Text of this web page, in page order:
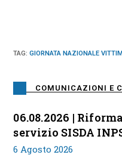
TAG:GIORNATA NAZIONALE
COMUNICAZIONI E
06.08.2026 |
servizio SISDA
6 Agosto 2026